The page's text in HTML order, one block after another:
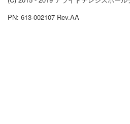
PN: 613-002107 Rev.AA